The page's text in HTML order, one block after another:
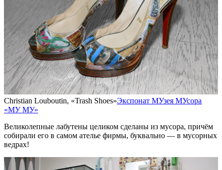
Christian Louboutin, «Trash Shoes»Экспонат МУзея МУсора
«МУ МУ»
Великолепные лабутены целиком сделаны из мусора, причём
собирали его в самом ателье фирмы, буквально — в мусорных
ведрах!